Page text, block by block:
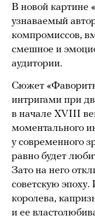
В новой картине
узнаваемый
компромиссов,
смешное и
аудитории.
Сюжет
интригами при
в начале XVIII
моментального
у современного
равно будет
Зато на него
советскую
королева,
и ее